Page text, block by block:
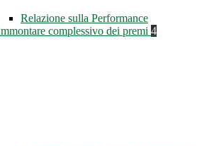
Relazione sulla Performance
complessivo dei premi 4